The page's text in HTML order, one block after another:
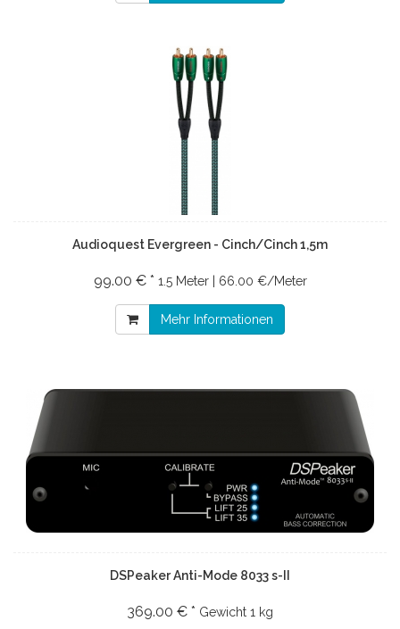
Audioquest Evergreen - Cinch/Cinch 1,5m
99.00 € * 1.5 Meter | 66.00 €/Meter
Mehr Informationen
DSPeaker Anti-Mode 8033 s-II
369.00 € * Gewicht 1 kg